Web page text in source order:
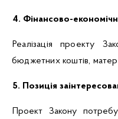
4. Фінансово-
Реалізація проекту
бюджетних коштів,
5. Позиція
Проект Закону